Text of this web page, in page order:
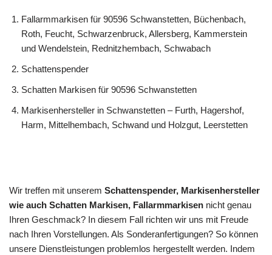
Fallarmmarkisen für 90596 Schwanstetten, Büchenbach,
Roth, Feucht, Schwarzenbruck, Allersberg, Kammerstein
und Wendelstein, Rednitzhembach, Schwabach
Schattenspender
Schatten Markisen für 90596 Schwanstetten
Markisenhersteller in Schwanstetten – Furth, Hagershof,
Harm, Mittelhembach, Schwand und Holzgut, Leerstetten
Wir treffen mit unserem Schattenspender, Markisenhersteller
wie auch Schatten Markisen, Fallarmmarkisen nicht genau
Ihren Geschmack? In diesem Fall richten wir uns mit Freude
nach Ihren Vorstellungen. Als Sonderanfertigungen? So können
unsere Dienstleistungen problemlos hergestellt werden. Indem